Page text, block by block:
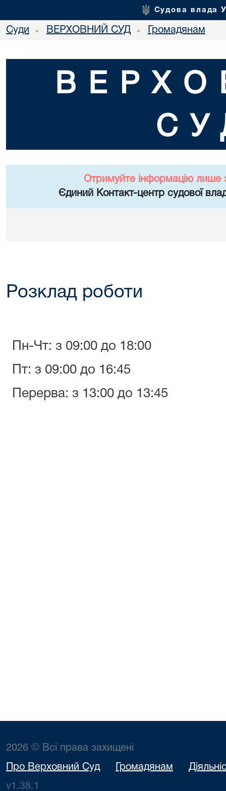
Судова влада
Суди • ВЕРХОВНИЙ СУД • Громадянам
Отримуйте інформацію лише
Єдиний Контакт-центр судової
Розклад роботи
Пн-Чт: з 09:00 до 18:00
Пт: з 09:00 до 16:45
Перерва: з 13:00 до 13:45
2026 © Всі права захищені
Про Верховний Суд Громадянам
v1.38.1